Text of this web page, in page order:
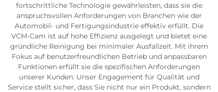
fortschrittliche Technologie gewährleisten, dass sie die
anspruchsvollen Anforderungen von Branchen wie der
Automobil- und Fertigungsindustrie effektiv erfüllt. Die
VCM-Cam ist auf hohe Effizienz ausgelegt und bietet eine
gründliche Reinigung bei minimaler Ausfallzeit. Mit ihrem
Fokus auf benutzerfreundlichen Betrieb und anpassbaren
Funktionen erfüllt sie die spezifischen Anforderungen
unserer Kunden. Unser Engagement für Qualität und
Service stellt sicher, dass Sie nicht nur ein Produkt, sondern